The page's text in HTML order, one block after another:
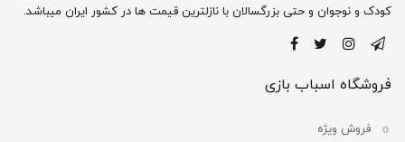
کودک و نوجوان و حتی بزرگسالان با نازلترین قیمت ها در کشور ایران میباشد.
فروشگاه اسباب بازی
فروش ویژه